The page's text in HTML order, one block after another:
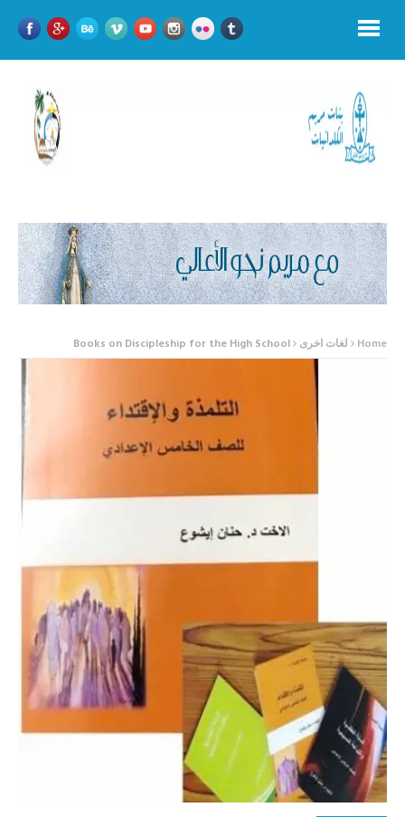
Home لغات اخرى Books on Discipleship for the High School